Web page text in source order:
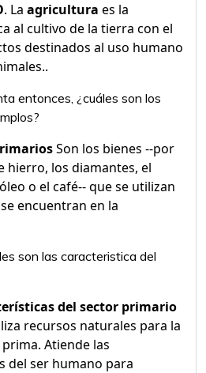
. La agricultura es la
al cultivo de la tierra con el
destinados al uso humano
entonces, ¿cuáles son los
Son los bienes --por
hierro, los diamantes, el
o el café-- que se utilizan
encuentran en la
son las caracteristica del
del sector primario
recursos naturales para la
Atiende las
del ser humano para